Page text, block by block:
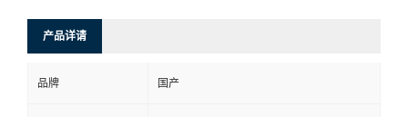
产品详请
品牌 国产